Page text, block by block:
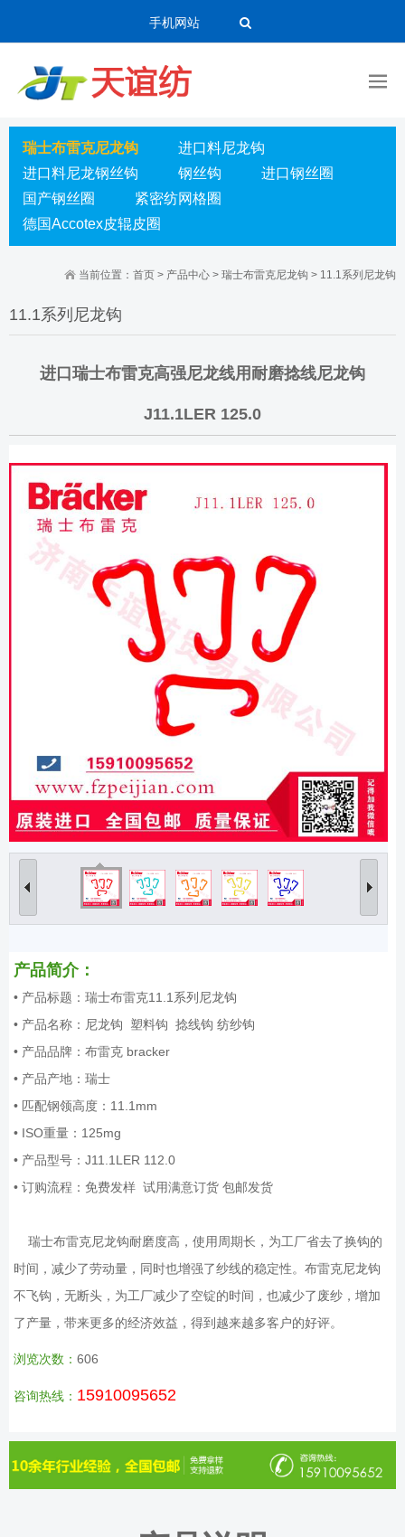
手机网站
瑞士布雷克尼龙钩
进口料尼龙钩
进口料尼龙钢丝钩
钢丝钩
进口钢丝圈
国产钢丝圈
紧密纺网格圈
德国Accotex皮辊皮圈
当前位置： 首页 > 产品中心 > 瑞士布雷克尼龙钩 > 11.1系列尼龙钩
11.1系列尼龙钩
进口瑞士布雷克高强尼龙线用耐磨捻线尼龙钩
J11.1LER 125.0
产品简介：
• 产品标题：瑞士布雷克11.1系列尼龙钩
• 产品名称：尼龙钩 塑料钩 捻线钩 纺纱钩
• 产品品牌：布雷克 bracker
• 产品产地：瑞士
• 匹配钢领高度：11.1mm
• ISO重量：125mg
• 产品型号：J11.1LER 112.0
• 订购流程：免费发样 试用满意订货 包邮发货
瑞士布雷克尼龙钩耐磨度高，使用周期长，为工厂省去了换钩的
时间，减少了劳动量，同时也增强了纱线的稳定性。布雷克尼龙钩
不飞钩，无断头，为工厂减少了空锭的时间，也减少了废纱，增加
了产量，带来更多的经济效益，得到越来越多客户的好评。
浏览次数： 606
咨询热线： 15910095652